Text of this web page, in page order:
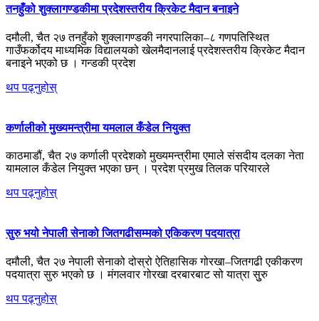
तनहुँको शुक्लागण्डकीमा प्रदेशस्तरीय क्रिकेट मैदान बनाइने
दमौली, चैत २७ तनहुँको शुक्लागण्डकी नगरपालिका–८ गणपतिस्थित
गाउँफर्कोदय माध्यमिक विद्यालयको खेलमैदानलाई प्रदेशस्तरीय क्रिकेट मैदान
बनाइने भएको छ । गन्डकी प्रदेश
थप पढ्नुहोस्
कर्णालीको मुख्यमन्त्रीमा यमलाल कँडेल नियुक्त
काठमाडौं, चैत २७ कर्णाली प्रदेशको मुख्यमन्त्रीमा एमाले संसदीय दलका नेता
यामलाल कँडेल नियुक्त भएका छन् । प्रदेश प्रमुख तिलक परियारले
थप पढ्नुहोस्
सुरु भयो नेपाली सेनाको जितगढीसम्मको एकिकरण पदयात्रा
दमौली, चैत २७ नेपाली सेनाको दोस्रो ऐतिहासिक गोरखा–जितगढी एकीकरण
पदयात्रा सुरु भएको छ । मंगलवार गोरखा दरबारबाट सो यात्रा सुुरु
थप पढ्नुहोस्